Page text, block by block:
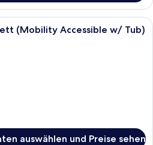
1 Schlafzimmer, Bettwäsche aus
(Mobility Accessible w/ Tub)
auswählen und Preise sehen